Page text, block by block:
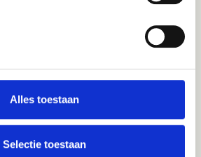
Alles toestaan
Selectie toestaan